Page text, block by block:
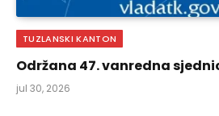
TUZLANSKI KANTON
Održana 47. vanredna
jul 30, 2026